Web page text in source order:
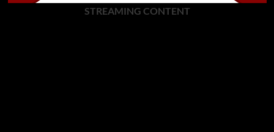
STREAMING CONTENT